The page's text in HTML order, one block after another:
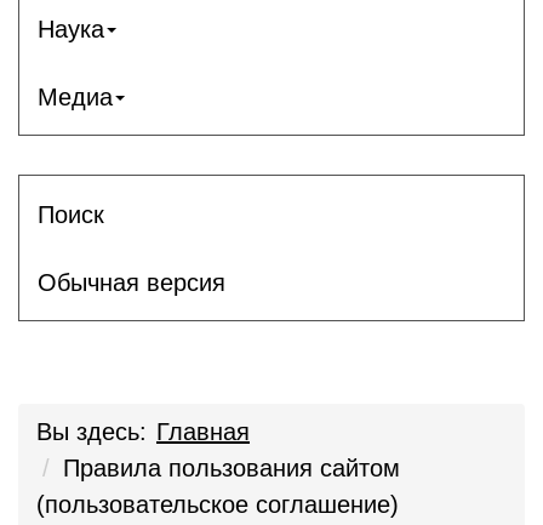
Наука
Медиа
Поиск
Обычная версия
Вы здесь: Главная
Правила пользования сайтом
(пользовательское соглашение)